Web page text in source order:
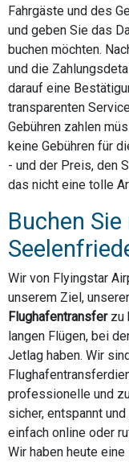
Fahrgäste und des
und geben Sie das
buchen möchten.
und die
darauf eine
transparenten
Gebühren zahlen
keine Gebühren für
- und der Preis, den
das nicht eine tolle
Buchen
Wir von Flyingstar
unserem Ziel,
Flughafentransferzu
langen Flügen, bei
Jetlag haben. Wir
professionelle und
sicher, entspannt
einfach online oder
Wir haben heute